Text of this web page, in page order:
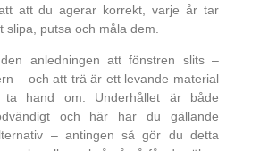
att du agerar korrekt, varje år tar
slipa, putsa och måla dem.
anledningen att fönstren slits –
– och att trä är ett levande material
hand om. Underhållet är både
och här har du gällande
– antingen så gör du detta